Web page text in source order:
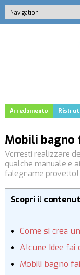
Arredamento
Mobili bagno
Vorresti realizzare
qualche manuale e
falegname provetto!
Scopri il
Come si crea
Alcune Idee fai
Mobili bagno